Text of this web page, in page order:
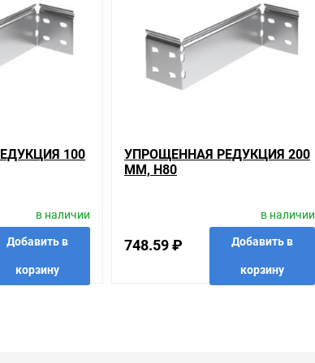
С удовольствием ответим на все вопросы.
100
в наличии
Добавить в
корзину
УПРОЩЕННАЯ РЕДУКЦИЯ 200
ММ, H80
748.59 ₽
в наличии
Добавить в
корзину